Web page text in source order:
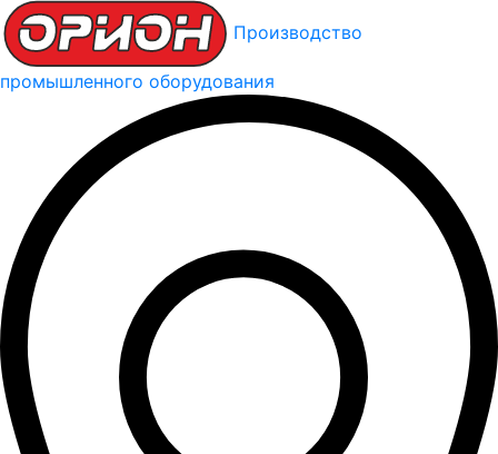
Производство
промышленного оборудования